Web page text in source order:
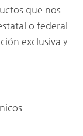
que nos
o federal
exclusiva y